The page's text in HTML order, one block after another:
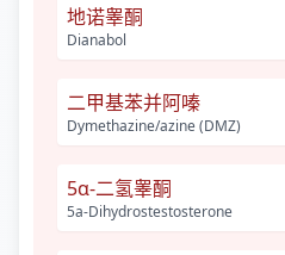
地诺睾酮
Dianabol
二甲基苯并阿嗪
Dymethazine/azine (DMZ)
5α-二氢睾酮
5a-Dihydrostestosterone